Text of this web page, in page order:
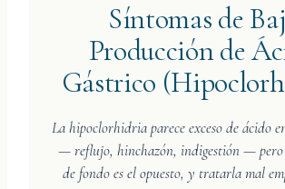
Síntomas de
Producción de
Gástrico
La hipoclorhidria parece exceso de ácido
— reflujo, hinchazón, indigestión — pero
de fondo es el opuesto, y tratarla mal